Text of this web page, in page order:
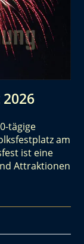
tägige
am
ist eine
Attraktionen